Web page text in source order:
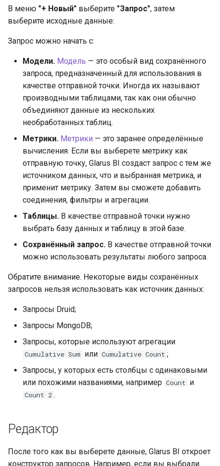
В меню "+ Новый" выберите "Запрос", затем
выберите исходные данные:
Запрос можно начать с:
Модели. Модель — это особый вид сохранённого
запроса, предназначенный для использования в
качестве отправной точки. Иногда их называют
производными таблицами, так как они обычно
объединяют данные из нескольких
необработанных таблиц.
Метрики. Метрики — это заранее определённые
вычисления. Если вы выберете метрику как
отправную точку, Glarus BI создаст запрос с тем же
источником данных, что и выбранная метрика, и
применит метрику. Затем вы сможете добавить
соединения, фильтры и агрегации.
Таблицы. В качестве отправной точки нужно
выбрать базу данных и таблицу в этой базе.
Сохранённый запрос. В качестве отправной точки
можно использовать результаты любого запроса.
Обратите внимание. Некоторые виды сохранённых
запросов нельзя использовать как источник данных:
Запросы Druid;
Запросы MongoDB;
Запросы, которые используют агрегации
Cumulative Sum или Cumulative Count ;
Запросы, у которых есть столбцы с одинаковыми
или похожими названиями, например Count и
Count 2 .
Редактор
После того как вы выберете данные, Glarus BI откроет
конструктор запросов. Например, если вы выбрали